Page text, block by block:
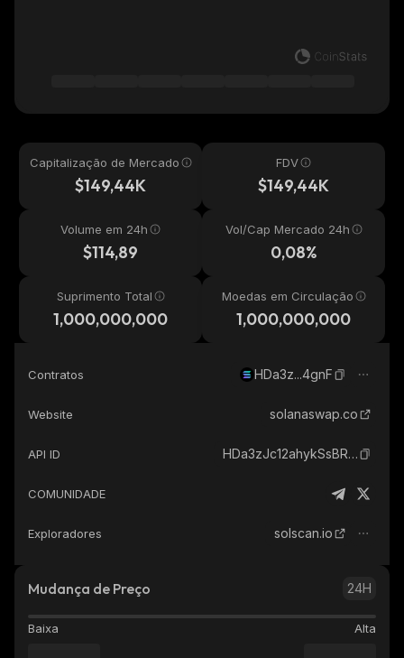
Capitalização de Mercado
$149,44K
FDV
$149,44K
Volume em 24h
$114,89
Vol/Cap Mercado 24h
0,08%
Suprimento Total
1,000,000,000
Moedas em Circulação
1,000,000,000
Contratos HDa3z...4gnF
Website solanaswap.co
API ID HDa3zJc12ahykSsBRvgiWzr6WLEByf36yzKKbVvy4gnF_solana
COMUNIDADE
Exploradores solscan.io
Mudança de Preço 24H
Baixa Alta